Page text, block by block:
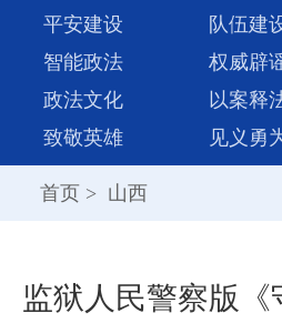
平安建设
队伍建
智能政法
权威辟
政法文化
以案释
致敬英雄
见义勇
首页 > 山西
监狱人民警察版